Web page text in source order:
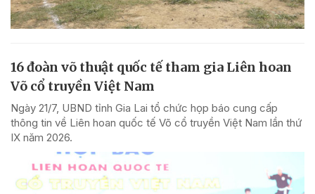
16 đoàn võ thuật quốc tế tham gia Liên hoan
Võ cổ truyền Việt Nam
Ngày 21/7, UBND tỉnh Gia Lai tổ chức họp báo cung cấp
thông tin về Liên hoan quốc tế Võ cổ truyền Việt Nam lần thứ
IX năm 2026.